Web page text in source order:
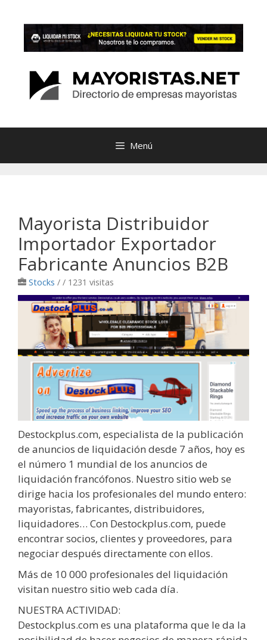
contenido
Menú
Mayorista Distribuidor
Importador Exportador
Fabricante Anuncios B2B
Stocks / / 1231 visitas
Destockplus.com, especialista de la publicación
de anuncios de liquidación desde 7 años, hoy es
el número 1 mundial de los anuncios de
liquidación francófonos. Nuestro sitio web se
dirige hacia los profesionales del mundo entero:
mayoristas, fabricantes, distribuidores,
liquidadores… Con Destockplus.com, puede
encontrar socios, clientes y proveedores, para
negociar después directamente con ellos.
Más de 10 000 profesionales del liquidación
visitan nuestro sitio web cada día.
NUESTRA ACTIVIDAD:
Destockplus.com es una plataforma que le da la